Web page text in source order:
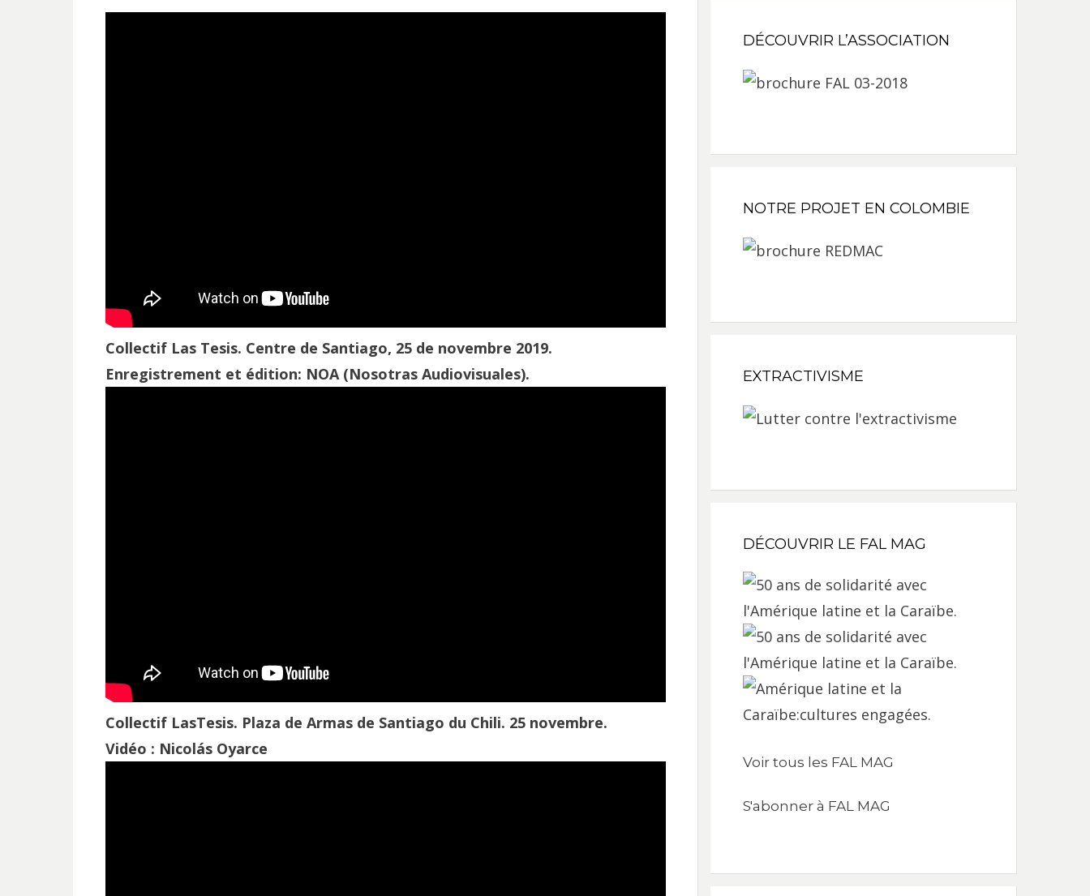
Collectif Las Tesis. Centre de Santiago, 25 de novembre 2019.
Enregistrement et édition: NOA (Nosotras Audiovisuales).
Collectif LasTesis. Plaza de Armas de Santiago du Chili. 25 novembre.
Vidéo : Nicolás Oyarce
DÉCOUVRIR L’ASSOCIATION
NOTRE PROJET EN COLOMBIE
EXTRACTIVISME
DÉCOUVRIR LE FAL MAG
Voir tous les FAL MAG
S'abonner à FAL MAG